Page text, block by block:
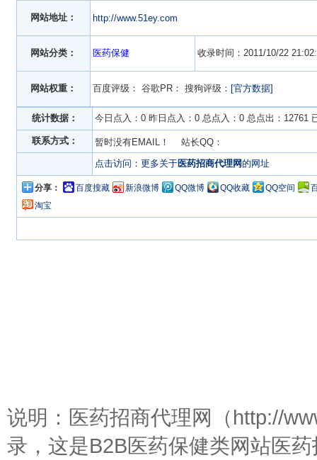
网站地址： http://www.51ey.com
网站分类： 医药保健 收录时间：2011/10/22
网站权重： 百度评级： 谷歌PR： 搜狗评级： [官方数据]
统计数据： 今日点入：0 昨日点入：0 总点入：0 总点出：12761
联系方式：
暂时没有EMAIL！ 站长QQ：
点击访问：更多关于医药招商代理网的网址
分享： 百度搜藏 新浪微博 QQ微博 QQ收藏 QQ空间
淘宝
说明：医药招商代理网（http://
录，这是B2B医药保健类网站医